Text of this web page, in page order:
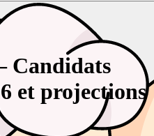
Candidats
et projections